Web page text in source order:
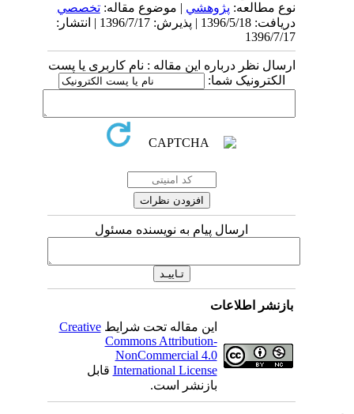
نوع مطالعه:پژوهشي| موضوع مقاله:تخصصي
دریافت: 1396/5/18 | پذیرش: 1396/7/17 | انتشار:
1396/7/17
ارسال نظر درباره این مقاله : نام کاربری یا پست
الکترونیک شما:
ارسال پیام به نویسنده مسئول
بازنشر اطلاعات
این مقاله تحت شرایطCreative
Commons Attribution-
NonCommercial 4.0
International Licenseقابل
بازنشر است.